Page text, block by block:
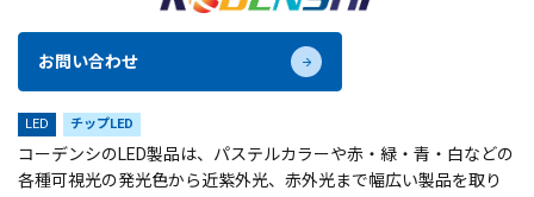
お問い合わせ
LED チップLED
コーデンシのLED製品は、パステルカラーや赤・緑・青・白などの
各種可視光の発光色から近紫外光、赤外光まで幅広い製品を取り